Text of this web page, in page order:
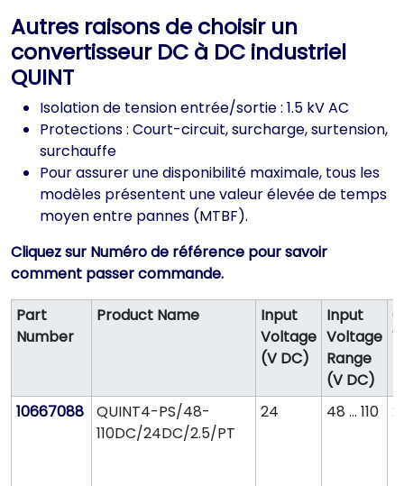
Autres raisons de choisir un
convertisseur DC à DC industriel
QUINT
Isolation de tension entrée/sortie : 1.5 kV AC
Protections : Court-circuit, surcharge, surtension,
surchauffe
Pour assurer une disponibilité maximale, tous les
modèles présentent une valeur élevée de temps
moyen entre pannes (MTBF).
Cliquez sur Numéro de référence pour savoir
comment passer commande.
Part
Number
Product Name
Input
Voltage
(V DC)
Input
Voltage
Range
(V DC)
10667088
QUINT4-PS/48-
110DC/24DC/2.5/PT
24 48 ... 110